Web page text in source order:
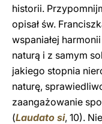
historii.
opisał św.
wspaniałej
naturą i z samym
jakiego stopnia
naturę,
zaangażowanie
(Laudato si, 10).